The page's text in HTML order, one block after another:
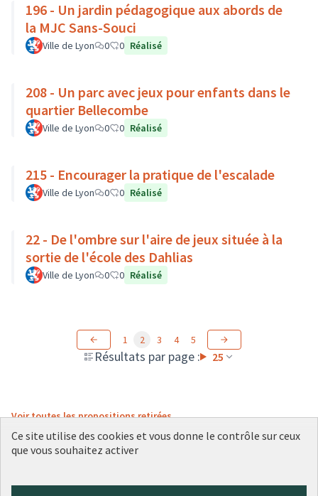
196 - Un jardin pédagogique aux abords de
la MJC Sans-Souci
Ville de Lyon 0 0 Réalisé
208 - Un parc avec jeux pour enfants dans le
quartier Bellecombe
Ville de Lyon 0 0 Réalisé
215 - Encourager la pratique de l'escalade
Ville de Lyon 0 0 Réalisé
22 - De l'ombre sur l'aire de jeux située à la
sortie de l'école des Dahlias
Ville de Lyon 0 0 Réalisé
Résultats par page : 25
1 2 3 4 5
Voir toutes les propositions retirées
Ce site utilise des cookies et vous donne le contrôle sur ceux
que vous souhaitez activer